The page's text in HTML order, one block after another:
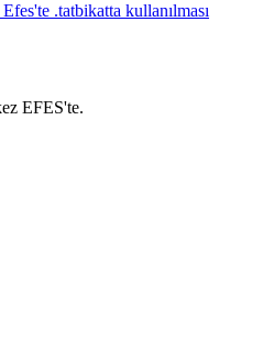
.tatbikatta kullanılması
EFES'te.